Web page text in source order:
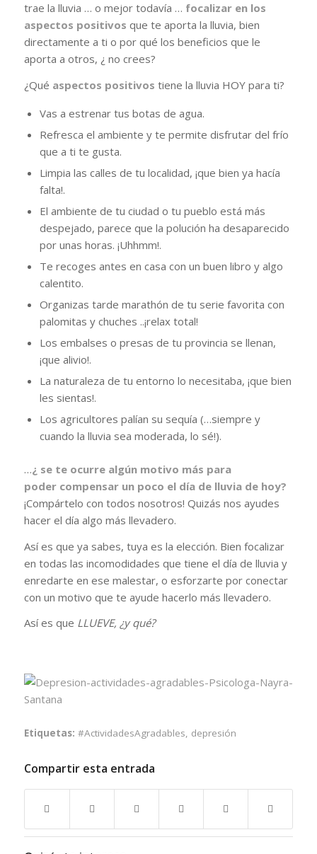
trae la lluvia … o mejor todavía … focalizar en los
aspectos positivos que te aporta la lluvia, bien
directamente a ti o por qué los beneficios que le
aporta a otros, ¿ no crees?
¿Qué aspectos positivos tiene la lluvia HOY para ti?
Vas a estrenar tus botas de agua.
Refresca el ambiente y te permite disfrutar del frío
que a ti te gusta.
Limpia las calles de tu localidad, ¡que bien ya hacía
falta!.
El ambiente de tu ciudad o tu pueblo está más
despejado, parece que la polución ha desaparecido
por unas horas. ¡Uhhmm!.
Te recoges antes en casa con un buen libro y algo
calentito.
Organizas tarde marathón de tu serie favorita con
palomitas y chuches ..¡relax total!
Los embalses o presas de tu provincia se llenan,
¡que alivio!.
La naturaleza de tu entorno lo necesitaba, ¡que bien
les sientas!.
Los agricultores palían su sequía (…siempre y
cuando la lluvia sea moderada, lo sé!).
…¿ se te ocurre algún motivo más para
poder compensar un poco el día de lluvia de hoy?
¡Compártelo con todos nosotros! Quizás nos ayudes
hacer el día algo más llevadero.
Así es que ya sabes, tuya es la elección. Bien focalizar
en todas las incomodidades que tiene el día de lluvia y
enredarte en ese malestar, o esforzarte por conectar
con un motivo que te ayude hacerlo más llevadero.
Así es que LLUEVE, ¿y qué?
Etiquetas: #ActividadesAgradables depresión
Compartir esta entrada